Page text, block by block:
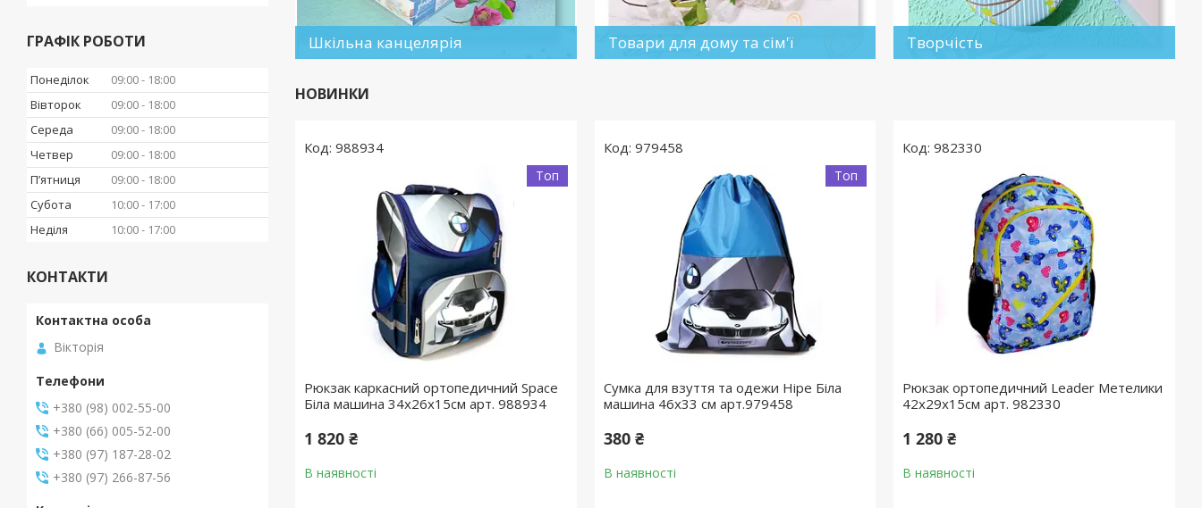
Шкільна канцелярія Товари для дому та сім'ї Творчість
НОВИНКИ
988934
Топ
Рюкзак каркасний ортопедичний Space
Біла машина 34х26х15см арт. 988934
1 820 ₴
В наявності
979458
Топ
Сумка для взуття та одежи Hipe Біла
машина 46х33 см арт.979458
380 ₴
В наявності
982330
Рюкзак ортопедичний Leader Метелики
42х29х15см арт. 982330
1 280 ₴
В наявності
ГРАФІК РОБОТИ
Понеділок 09:00
18:00
Вівторок
09:00
18:00
Середа
09:00
18:00
Четвер
09:00
18:00
Пʼятниця
09:00
18:00
Субота
10:00
17:00
Неділя
10:00 17:00
КОНТАКТИ
Вікторія
+380 (98) 002-55-00
+380 (66) 005-52-00
+380 (97) 187-28-02
+380 (97) 266-87-56